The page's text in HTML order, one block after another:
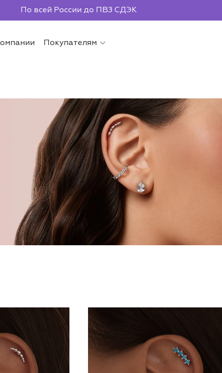
Бесплатная доставка от 2000р.
Покупателям